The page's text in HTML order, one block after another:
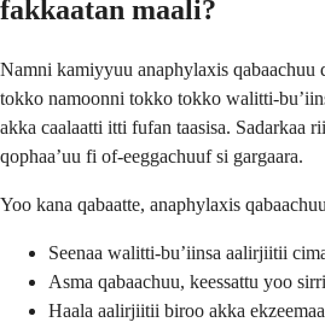
fakkaatan maali?
Namni kamiyyuu anaphylaxis qabaachuu
tokko namoonni tokko tokko walitti-
akka caalaatti itti fufan taasisa. Sadarkaa
qophaa’uu fi of-eeggachuuf si gargaara.
Yoo kana qabaatte, anaphylaxis
Seenaa walitti-bu’iinsa aalirjiitii
Asma qabaachuu, keessattu yoo
Haala aalirjiitii biroo akka